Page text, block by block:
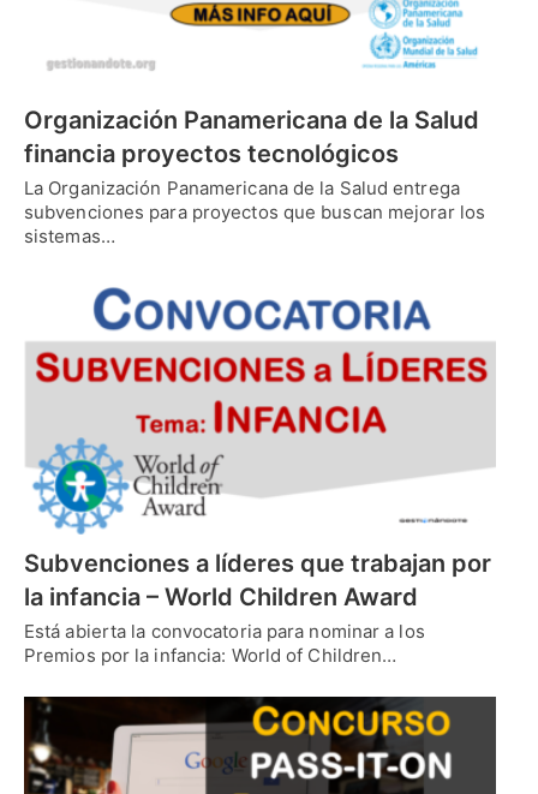
Organización Panamericana de la Salud
financia proyectos tecnológicos
La Organización Panamericana de la Salud entrega
subvenciones para proyectos que buscan mejorar los
sistemas…
Subvenciones a líderes que trabajan por
la infancia – World Children Award
Está abierta la convocatoria para nominar a los
Premios por la infancia: World of Children…